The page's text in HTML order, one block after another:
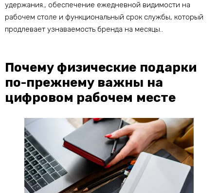
удержания., обеспечение ежедневной видимости на
рабочем столе и функциональный срок службы, который
продлевает узнаваемость бренда на месяцы..
Почему физические подарки
по-прежнему важны на
цифровом рабочем месте